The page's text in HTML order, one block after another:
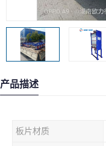
产品描述
板片材质